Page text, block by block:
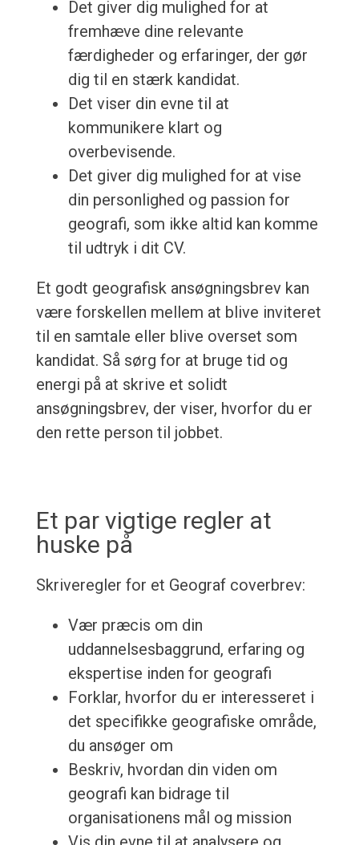
Det giver dig mulighed for at
fremhæve dine relevante
færdigheder og erfaringer, der gør
dig til en stærk kandidat.
Det viser din evne til at
kommunikere klart og
overbevisende.
Det giver dig mulighed for at vise
din personlighed og passion for
geografi, som ikke altid kan komme
til udtryk i dit CV.
Et godt geografisk ansøgningsbrev kan
være forskellen mellem at blive inviteret
til en samtale eller blive overset som
kandidat. Så sørg for at bruge tid og
energi på at skrive et solidt
ansøgningsbrev, der viser, hvorfor du er
den rette person til jobbet.
Et par vigtige regler at
huske på
Skriveregler for et Geograf coverbrev:
Vær præcis om din
uddannelsesbaggrund, erfaring og
ekspertise inden for geografi
Forklar, hvorfor du er interesseret i
det specifikke geografiske område,
du ansøger om
Beskriv, hvordan din viden om
geografi kan bidrage til
organisationens mål og mission